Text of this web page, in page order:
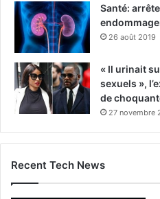
Santé:
26 août 2019
« Il urinait
sexuels »,
de
27 novembre
Recent Tech News